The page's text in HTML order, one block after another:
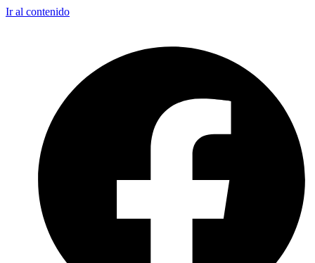
Ir al contenido